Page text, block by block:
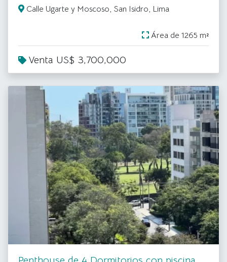
Calle Ugarte y Moscoso, San Isidro, Lima
Área de 1265 m²
Venta US$ 3,700,000